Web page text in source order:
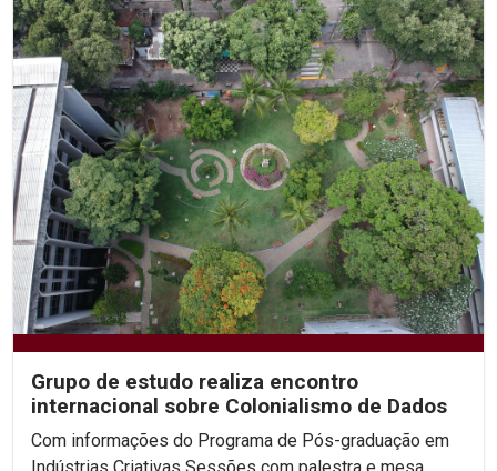
Grupo de estudo realiza encontro
internacional sobre Colonialismo de Dados
Com informações do Programa de Pós-graduação em